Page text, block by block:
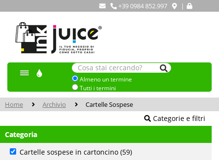
+39 0984 852.997 |
Almeno un termine
Tutti i termini
Home Archivio Cartelle Sospese
Categorie e filtri
Categoria
Cartelle sospese in cartoncino (59)